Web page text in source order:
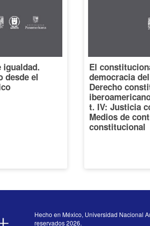
desde el
El
democracia
Derecho
t. IV: Justicia
Medios de
constitucional
Hecho en México, Universidad Nacional
reservados 2026.